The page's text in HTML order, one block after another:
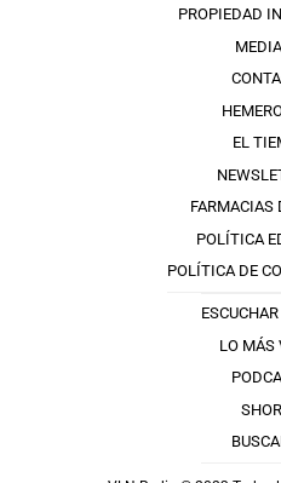
PROPIEDAD
EL
FARMACIAS
POLÍTICA
POLÍTICA DE
LO MÁS